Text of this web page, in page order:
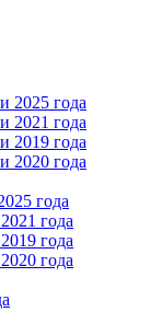
2025 года
2021 года
2019 года
2020 года
года
года
года
года